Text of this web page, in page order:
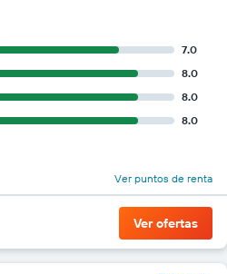
7.0
8.0
8.0
8.0
Ver puntos de renta
Ver ofertas